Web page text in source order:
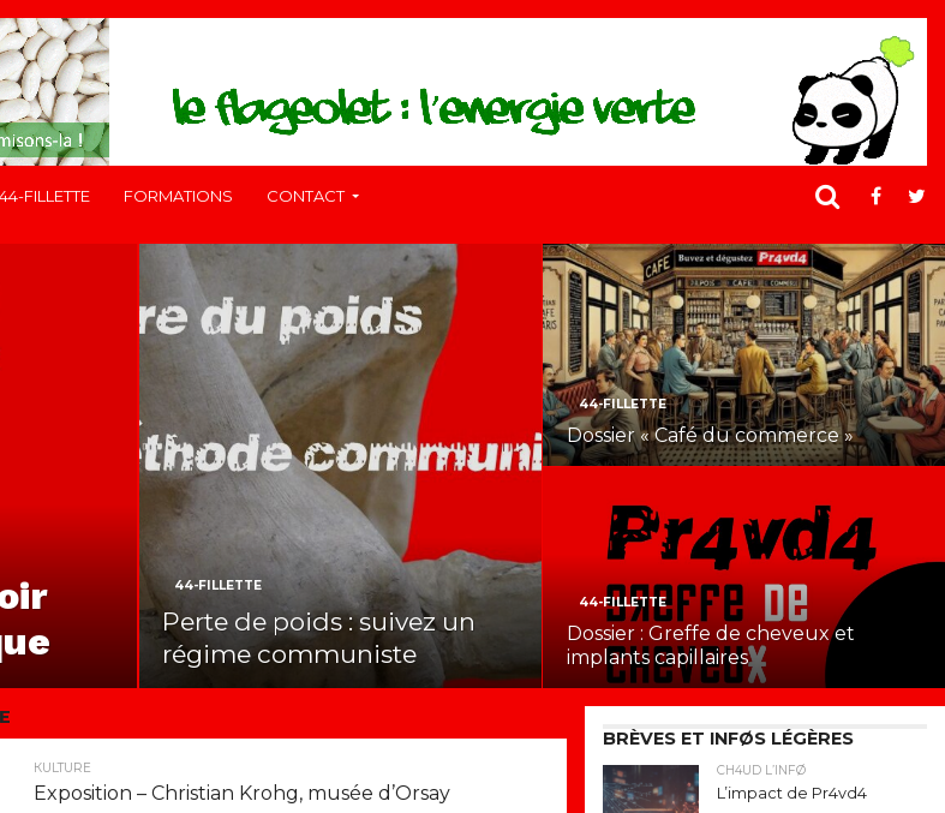
44-FILLETTE FORMATIONS CONTACT
44-FILLETTE
Perte de poids : suivez un
régime communiste
44-FILLETTE
Dossier « Café du commerce »
44-FILLETTE
Dossier : Greffe de cheveux et
implants capillaires
КULTURE
Exposition – Christian Krohg, musée d’Orsay
BRÈVES ET INFØS LÉGÈRES
CH4UD L’INFØ
L’impact de Pr4vd4